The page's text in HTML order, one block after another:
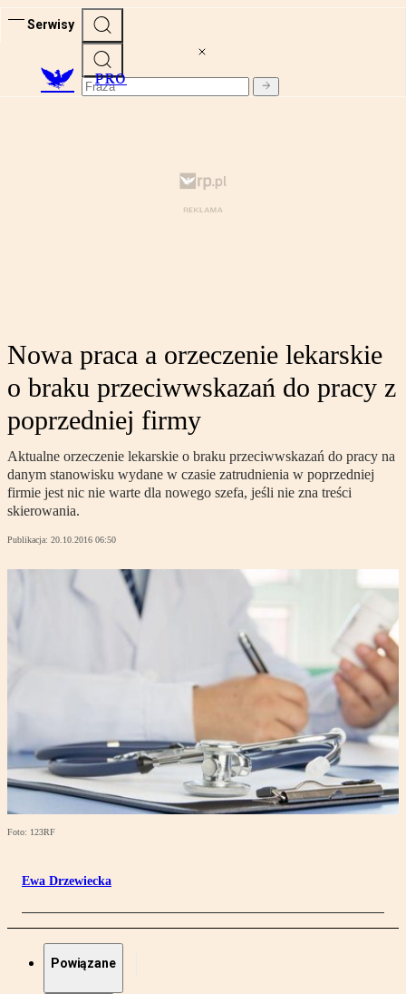
Serwisy
PRO
Nowa praca a orzeczenie lekarskie
o braku przeciwwskazań do pracy z
poprzedniej firmy
Aktualne orzeczenie lekarskie o braku przeciwwskazań do pracy na
danym stanowisku wydane w czasie zatrudnienia w poprzedniej
firmie jest nic nie warte dla nowego szefa, jeśli nie zna treści
skierowania.
Publikacja: 20.10.2016 06:50
Foto: 123RF
Ewa Drzewiecka
Powiązane